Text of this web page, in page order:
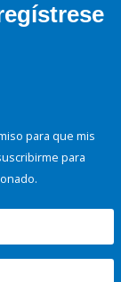
para que mis
para